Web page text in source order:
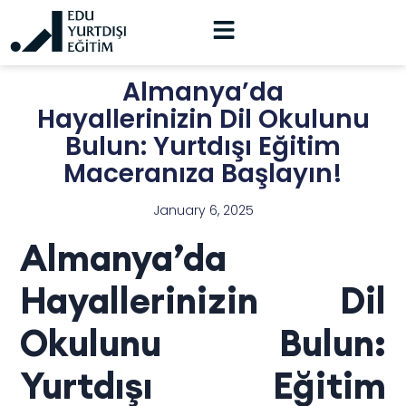
Almanya’da
Hayallerinizin Dil Okulunu
Bulun: Yurtdışı Eğitim
Maceranıza Başlayın!
January 6, 2025
Almanya’da
Hayallerinizin Dil
Okulunu Bulun:
Yurtdışı Eğitim